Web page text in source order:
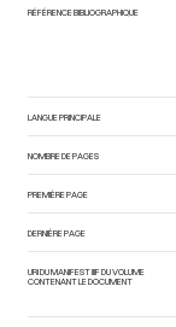
RÉFÉRENCE BIBLIOGRAPHIQUE
LANGUE PRINCIPALE
NOMBRE DE PAGES
PREMIÈRE PAGE
DERNIÈRE PAGE
URI DU MANIFEST IIIF DU VOLUME
CONTENANT LE DOCUMENT